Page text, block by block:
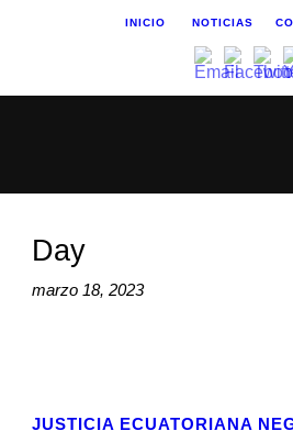
INICIO NOTICIAS
Day
marzo 18, 2023
JUSTICIA ECUATORIANA